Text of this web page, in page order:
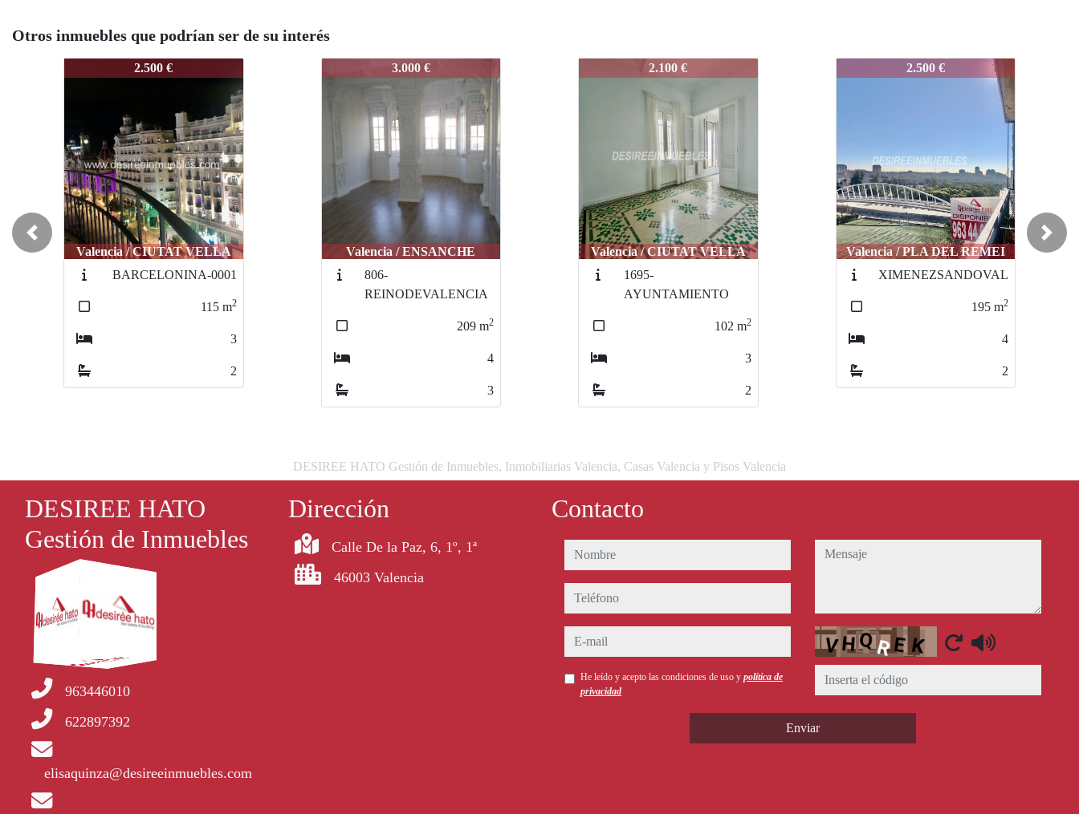
Otros inmuebles que podrían ser de su interés
3892-CAMINOALBORAYA
3.000 €
Valencia / ENSANCHE
806-
3
3892-CAMINOALBORAYA
2.100 €
Valencia / CIUTAT VELLA
1695-
AYUNTAMIENTO
102 m2
3
2
3892-CAMINOALBORAYA
2.500 €
Valencia / PLA DEL REMEI
XIMENEZSANDOVAL
3892-CAMINOALBORAYA
2.000 €
Valencia / PLA DEL REAL
2593-
2
Previous Next
DESIREE HATO Gestión de Inmuebles, Inmobiliarias Valencia, Casas Valencia y Pisos Valencia
DESIREE HATO
Gestión de Inmuebles
963446010
622897392
elisaquinza@desireeinmuebles.com
Dirección
Calle De la Paz, 6, 1º, 1ª
46003 Valencia
Contacto
nombre
teléfono
e-mail
He leído y acepto las condiciones de uso y política de
privacidad
mensaje
Captcha
Enviar